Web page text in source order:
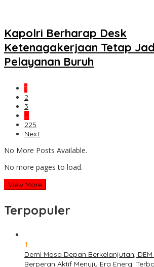
Kapolri Berharap Desk
Ketenagakerjaan Tetap
Pelayanan Buruh
1
2
3
…
225
Next
No More Posts Available.
No more pages to load.
View More
Terpopuler
1
Demi Masa Depan Berkelanjutan,
Berperan Aktif Menuju Era Energi